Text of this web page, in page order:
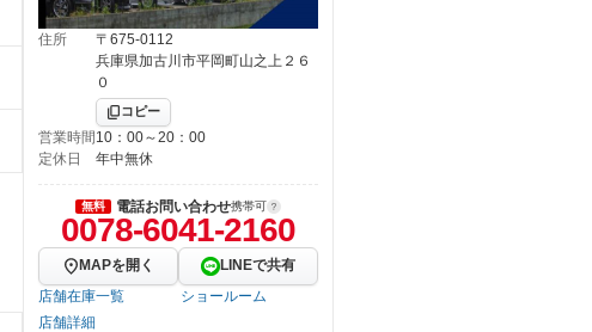
住所
〒675-0112
兵庫県加古川市平岡町山之上２６
０
コピー
営業時間10：00～20：00
定休日
年中無休
無料 電話お問い合わせ携帯可
0078-6041-2160
MAPを開く
LINEで共有
店舗在庫一覧
ショールーム
店舗詳細